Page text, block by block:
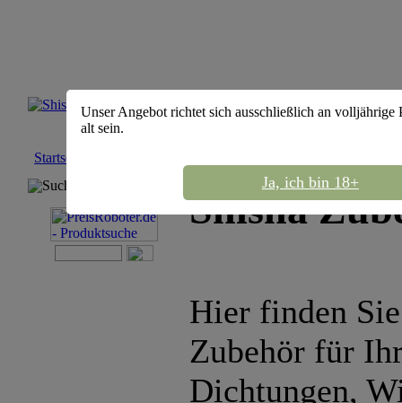
Startseite
Suchmaschine
Shisha
Hier finden
Zubehör für
Dichtungen,
Unser Angebot richtet sich ausschließlich an volljährige
alt sein.
Ja, ich bin 18+